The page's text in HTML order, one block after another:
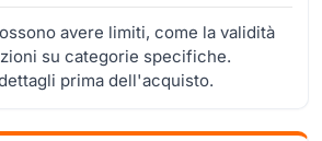
avere limiti, come la validità
su categorie specifiche.
prima dell'acquisto.